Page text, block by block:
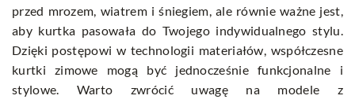
przed mrozem, wiatrem i śniegiem, ale równie ważne jest,
aby kurtka pasowała do Twojego indywidualnego stylu.
Dzięki postępowi w technologii materiałów, współczesne
kurtki zimowe mogą być jednocześnie funkcjonalne i
stylowe. Warto zwrócić uwagę na modele z